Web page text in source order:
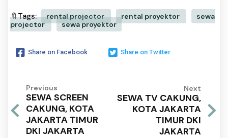
🔖Tags: rental projector rental proyektor
sewa
projector
sewa proyektor
Share on Facebook Share on Twitter
Previous
SEWA SCREEN
CAKUNG, KOTA
JAKARTA TIMUR
DKI JAKARTA
Next
SEWA TV CAKUNG,
KOTA JAKARTA
TIMUR DKI
JAKARTA